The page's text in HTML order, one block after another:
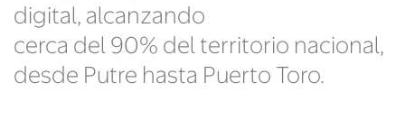
digital, alcanzando
cerca del 90% del territorio nacional,
desde Putre hasta Puerto Toro.